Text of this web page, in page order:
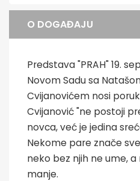
O DOGAĐAJU
Predstava "PRAH" 19.
Novom Sadu sa
Cvijanovićem nosi
Cvijanović "ne postoji
novca, već je jedina
Nekome pare znače
neko bez njih ne ume,
manje.